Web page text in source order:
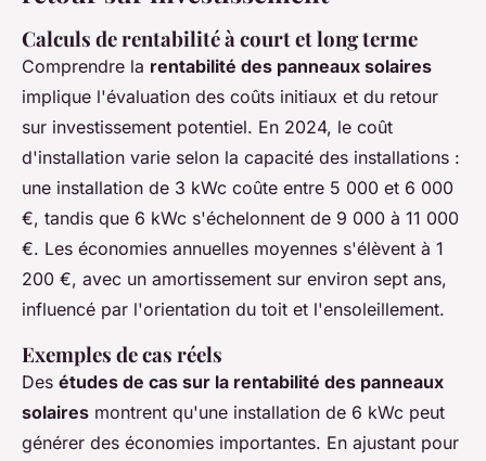
Calculs de rentabilité à court et long terme
Comprendre la rentabilité des panneaux solaires
implique l'évaluation des coûts initiaux et du retour
sur investissement potentiel. En 2024, le coût
d'installation varie selon la capacité des installations :
une installation de 3 kWc coûte entre 5 000 et 6 000
€, tandis que 6 kWc s'échelonnent de 9 000 à 11 000
€. Les économies annuelles moyennes s'élèvent à 1
200 €, avec un amortissement sur environ sept ans,
influencé par l'orientation du toit et l'ensoleillement.
Exemples de cas réels
Des études de cas sur la rentabilité des panneaux
solaires montrent qu'une installation de 6 kWc peut
générer des économies importantes. En ajustant pour